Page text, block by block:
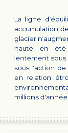
La ligne
accumulation
glacier
haute en été
lentement
sous l'action de
en relation
millions